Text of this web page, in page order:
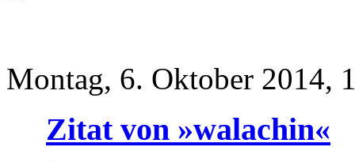
Montag, 6. Oktober 2014,
Zitat von »walachin«